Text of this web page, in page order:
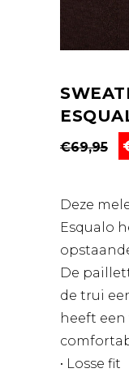
€69,95
Deze
Esqualo
De
de trui
heeft een
• Losse fit